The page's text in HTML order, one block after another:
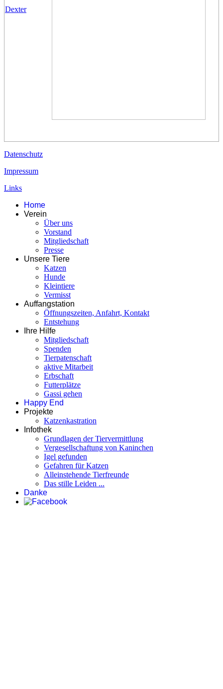
Dexter
Datenschutz
Impressum
Links
Home
Verein
Über uns
Vorstand
Mitgliedschaft
Presse
Unsere Tiere
Katzen
Hunde
Kleintiere
Vermisst
Auffangstation
Öffnungszeiten, Anfahrt, Kontakt
Entstehung
Ihre Hilfe
Mitgliedschaft
Spenden
Tierpatenschaft
aktive Mitarbeit
Erbschaft
Futterplätze
Gassi gehen
Happy End
Projekte
Katzenkastration
Infothek
Grundlagen der Tiervermittlung
Vergesellschaftung von Kaninchen
Igel gefunden
Gefahren für Katzen
Alleinstehende Tierfreunde
Das stille Leiden ...
Danke